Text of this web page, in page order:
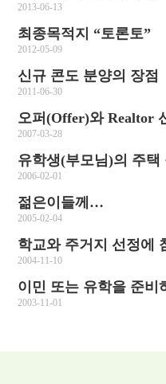
2013-06-13
최종목적지 “토론토”
2012-05-09
신규 콘도 분양의 장점
2011-06-30
오퍼(Offer)와 Realtor
2007-03-28
유학생(부모님)의 주택
2006-02-01
젊은이들께…
2005-02-04
학교와 주거지 선정에
2004-11-10
이민 또는 유학을 준비
2003-11-01